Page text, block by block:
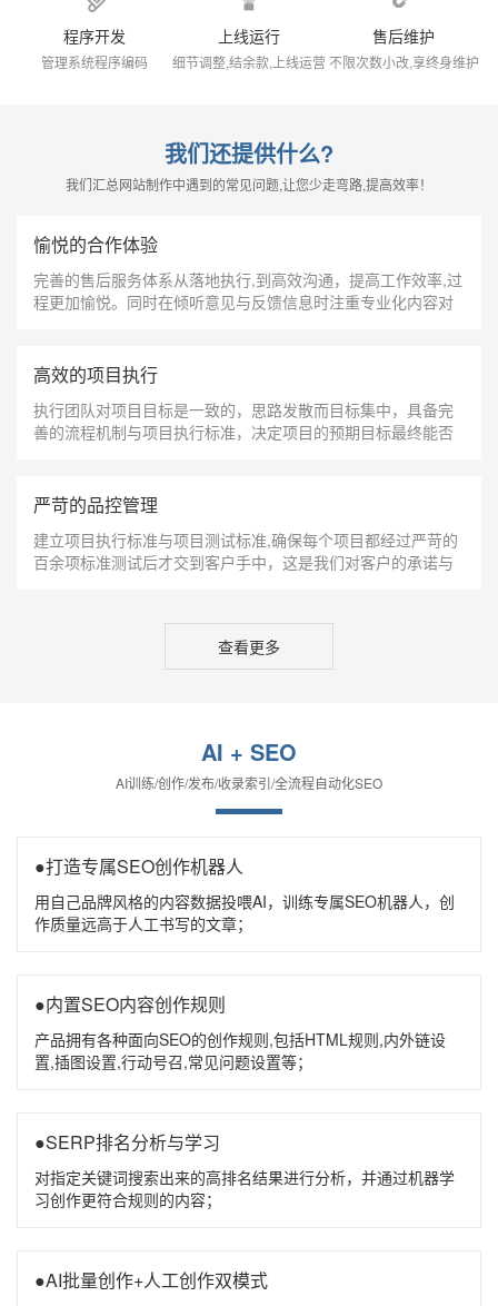
程序开发
管理系统程序编码
上线运行
细节调整,结余款,上线运营
售后维护
不限次数小改,享终身维护
我们还提供什么?
我们汇总网站制作中遇到的常见问题,让您少走弯路,提高效率！
愉悦的合作体验
完善的售后服务体系从落地执行,到高效沟通，提高工作效率,过
程更加愉悦。同时在倾听意见与反馈信息时注重专业化内容对
高效的项目执行
执行团队对项目目标是一致的，思路发散而目标集中，具备完
善的流程机制与项目执行标准，决定项目的预期目标最终能否
严苛的品控管理
建立项目执行标准与项目测试标准,确保每个项目都经过严苛的
百余项标准测试后才交到客户手中，这是我们对客户的承诺与
查看更多
AI + SEO
AI训练/创作/发布/收录索引/全流程自动化SEO
●打造专属SEO创作机器人
用自己品牌风格的内容数据投喂AI，训练专属SEO机器人，创
作质量远高于人工书写的文章；
●内置SEO内容创作规则
产品拥有各种面向SEO的创作规则,包括HTML规则,内外链设
置,插图设置,行动号召,常见问题设置等；
●SERP排名分析与学习
对指定关键词搜索出来的高排名结果进行分析，并通过机器学
习创作更符合规则的内容；
●AI批量创作+人工创作双模式